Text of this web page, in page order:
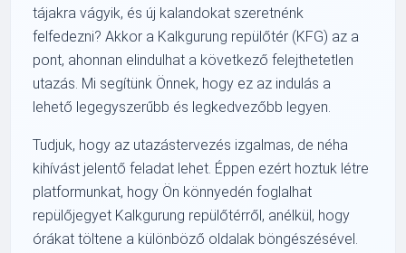
tájakra vágyik, és új kalandokat szeretnénk
felfedezni? Akkor a Kalkgurung repülőtér (KFG) az a
pont, ahonnan elindulhat a következő felejthetetlen
utazás. Mi segítünk Önnek, hogy ez az indulás a
lehető legegyszerűbb és legkedvezőbb legyen.
Tudjuk, hogy az utazástervezés izgalmas, de néha
kihívást jelentő feladat lehet. Éppen ezért hoztuk létre
platformunkat, hogy Ön könnyedén foglalhat
repülőjegyet Kalkgurung repülőtérről, anélkül, hogy
órákat töltene a különböző oldalak böngészésével.